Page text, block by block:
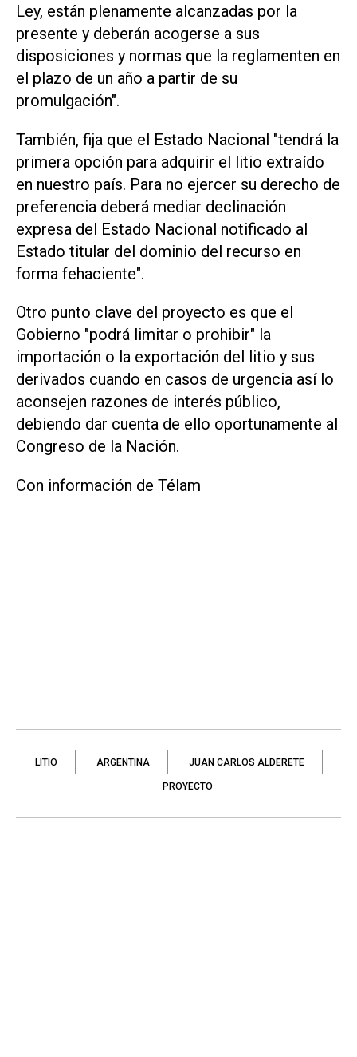
Ley, están plenamente alcanzadas por la
presente y deberán acogerse a sus
disposiciones y normas que la reglamenten en
el plazo de un año a partir de su
promulgación".
También, fija que el Estado Nacional "tendrá la
primera opción para adquirir el litio extraído
en nuestro país. Para no ejercer su derecho de
preferencia deberá mediar declinación
expresa del Estado Nacional notificado al
Estado titular del dominio del recurso en
forma fehaciente".
Otro punto clave del proyecto es que el
Gobierno "podrá limitar o prohibir" la
importación o la exportación del litio y sus
derivados cuando en casos de urgencia así lo
aconsejen razones de interés público,
debiendo dar cuenta de ello oportunamente al
Congreso de la Nación.
Con información de Télam
LITIO ARGENTINA JUAN CARLOS ALDERETE
PROYECTO